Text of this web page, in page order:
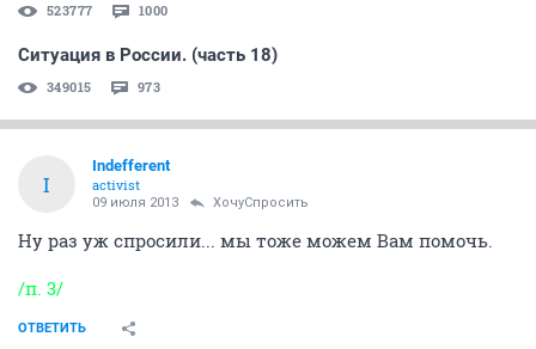
523777 1000
Ситуация в России. (часть 18)
349015 973
I
Indefferent
activist
09 июля 2013 ХочуСпросить
Ну раз уж спросили... мы тоже можем Вам помочь.
/п. 3/
ОТВЕТИТЬ